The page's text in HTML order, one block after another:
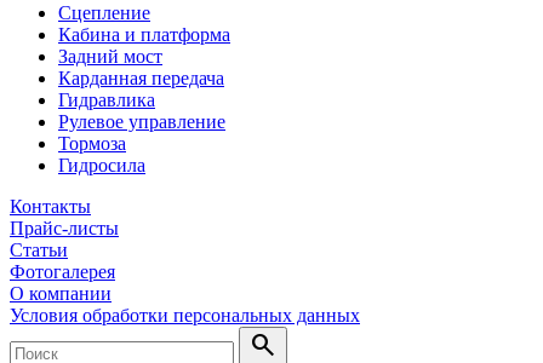
Сцепление
Кабина и платформа
Задний мост
Карданная передача
Гидравлика
Рулевое управление
Тормоза
Гидросила
Контакты
Прайс-листы
Статьи
Фотогалерея
О компании
Условия обработки персональных данных
search